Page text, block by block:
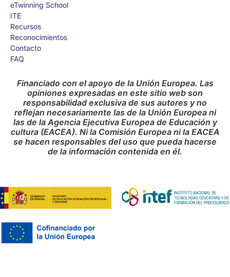
eTwinning School
ITE
Recursos
Reconocimientos
Contacto
FAQ
Financiado con el apoyo de la Unión Europea. Las
opiniones expresadas en este sitio web son
responsabilidad exclusiva de sus autores y no
reflejan necesariamente las de la Unión Europea ni
las de la Agencia Ejecutiva Europea de Educación y
cultura (EACEA). Ni la Comisión Europea ni la EACEA
se hacen responsables del uso que pueda hacerse
de la información contenida en él.